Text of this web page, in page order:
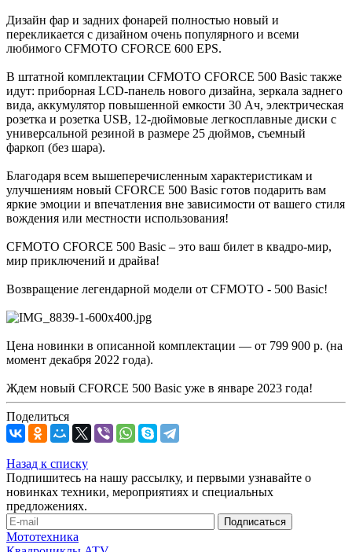
Дизайн фар и задних фонарей полностью новый и
перекликается с дизайном очень популярного и всеми
любимого CFMOTO CFORCE 600 EPS.
В штатной комплектации CFMOTO CFORCE 500 Basic также
идут: приборная LCD-панель нового дизайна, зеркала заднего
вида, аккумулятор повышенной емкости 30 Ач, электрическая
розетка и розетка USB, 12-дюймовые легкосплавные диски с
универсальной резиной в размере 25 дюймов, съемный
фаркоп (без шара).
Благодаря всем вышеперечисленным характеристикам и
улучшениям новый CFORCE 500 Basic готов подарить вам
яркие эмоции и впечатления вне зависимости от вашего стиля
вождения или местности использования!
CFMOTO CFORCE 500 Basic – это ваш билет в квадро-мир,
мир приключений и драйва!
Возвращение легендарной модели от CFMOTO - 500 Basic!
Цена новинки в описанной комплектации — от 799 900 р. (на
момент декабря 2022 года).
Ждем новый CFORCE 500 Basic уже в январе 2023 года!
Поделиться
Назад к списку
Подпишитесь на нашу рассылку, и первыми узнавайте о
новинках техники, мероприятиях и специальных
предложениях.
Мототехника